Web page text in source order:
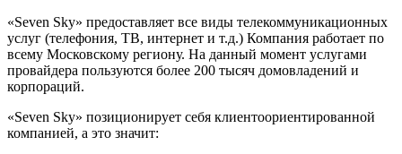
«Seven Sky» предоставляет все виды телекоммуникационных
услуг (телефония, ТВ, интернет и т.д.) Компания работает по
всему Московскому региону. На данный момент услугами
провайдера пользуются более 200 тысяч домовладений и
корпораций.
«Seven Sky» позиционирует себя клиентоориентированной
компанией, а это значит: